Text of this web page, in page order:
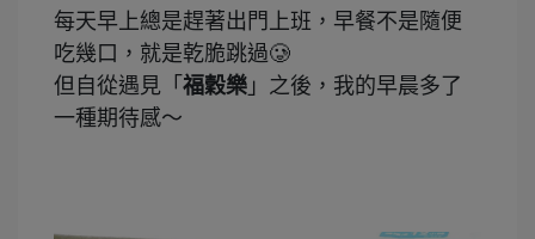
每天早上總是趕著出門上班，早餐不是隨便
吃幾口，就是乾脆跳過🥲
但自從遇見「 福穀樂 」之後，我的早晨多了
一種期待感～